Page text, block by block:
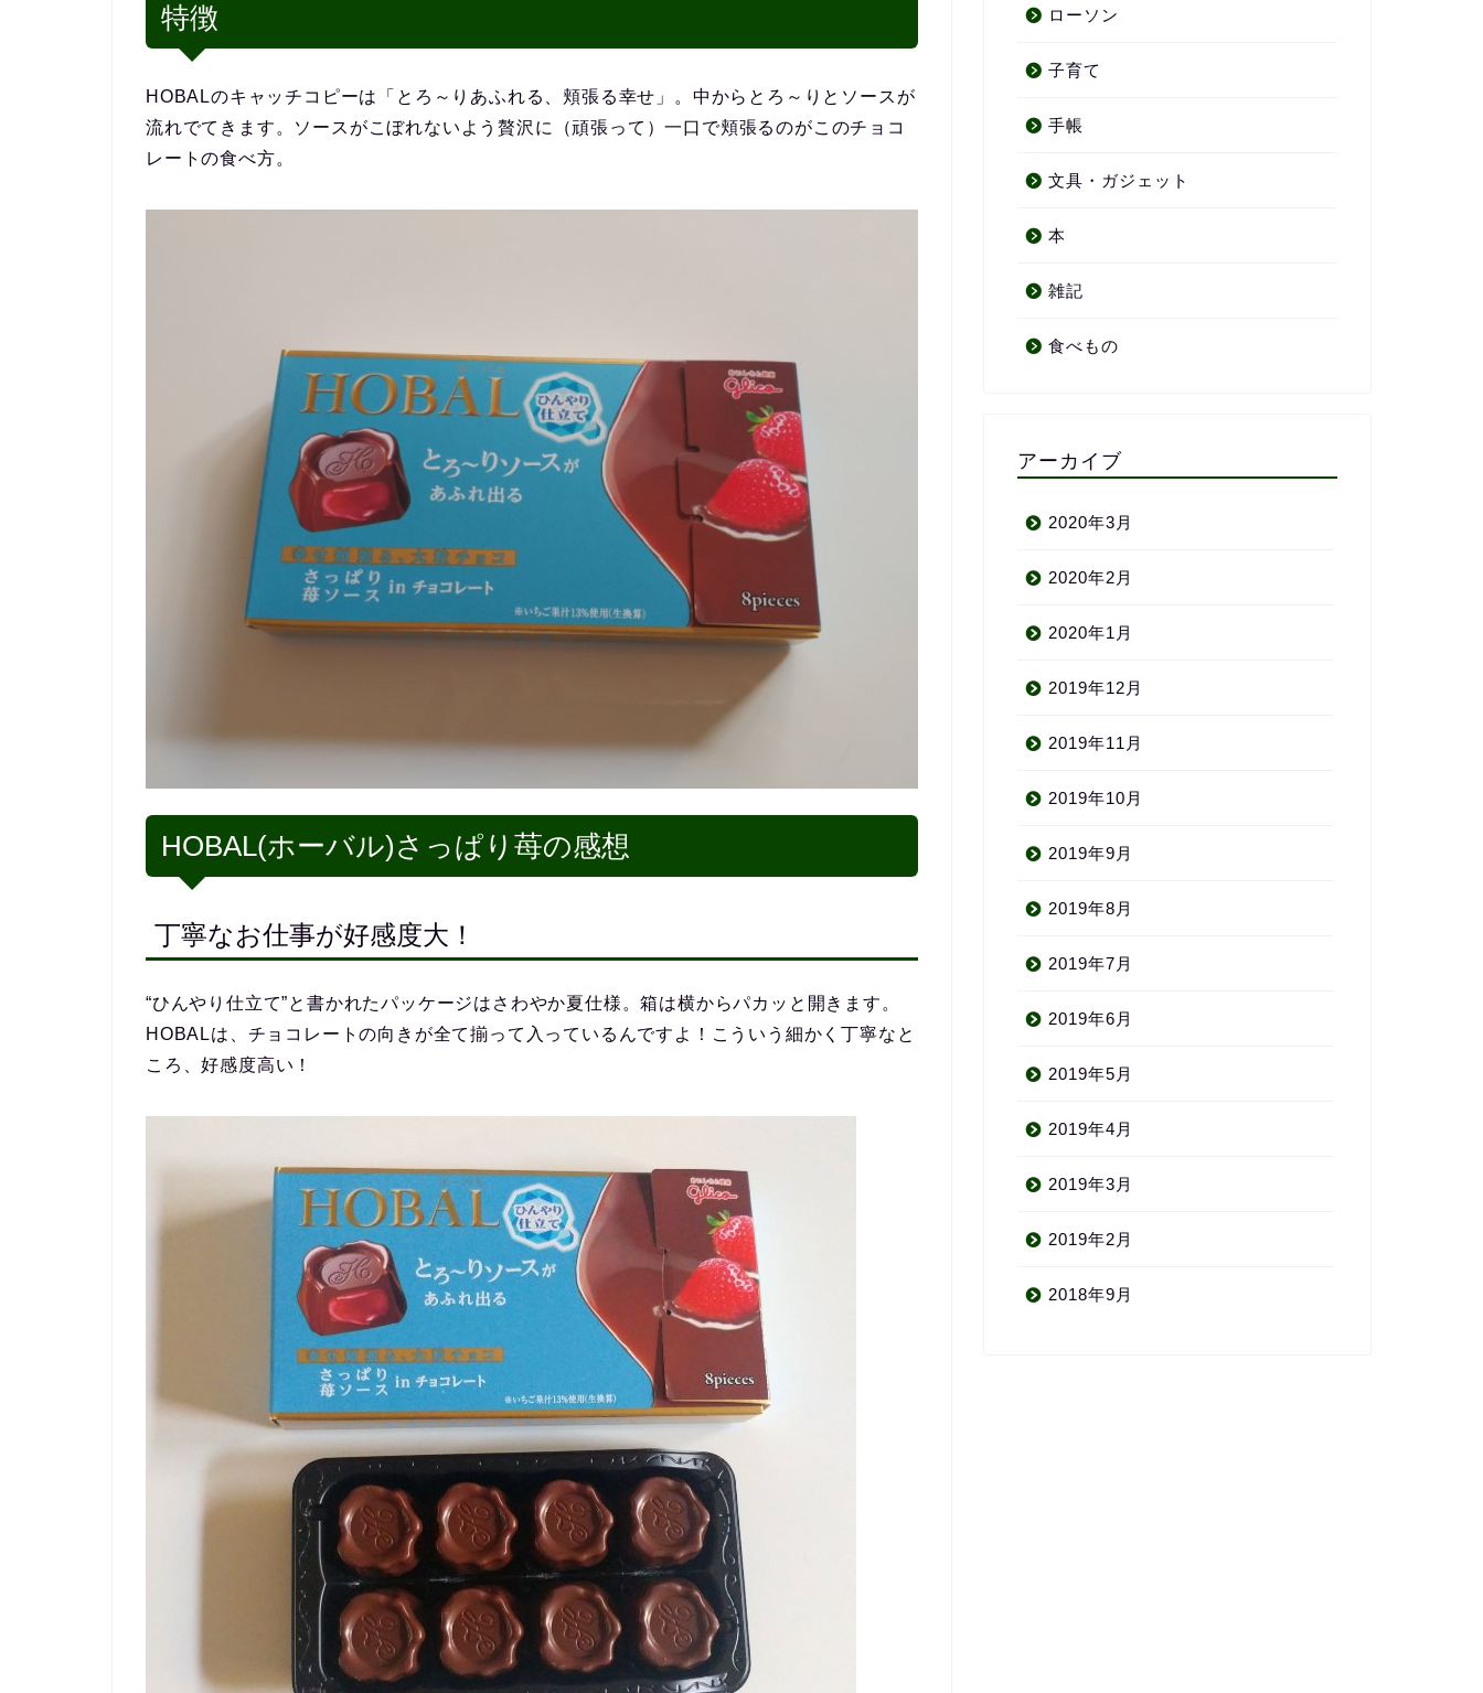
特徴
HOBALのキャッチコピーは「とろ～りあふれる、頬張る幸せ」。中からとろ～りとソースが
流れでてきます。ソースがこぼれないよう贅沢に（頑張って）一口で頬張るのがこのチョコ
レートの食べ方。
HOBAL(ホーバル)さっぱり苺の感想
丁寧なお仕事が好感度大！
“ひんやり仕立て”と書かれたパッケージはさわやか夏仕様。箱は横からパカッと開きます。
HOBALは、チョコレートの向きが全て揃って入っているんですよ！こういう細かく丁寧なと
ころ、好感度高い！
ローソン
子育て
手帳
文具・ガジェット
本
雑記
食べもの
アーカイブ
2020年3月
2020年2月
2020年1月
2019年12月
2019年11月
2019年10月
2019年9月
2019年8月
2019年7月
2019年6月
2019年5月
2019年4月
2019年3月
2019年2月
2018年9月